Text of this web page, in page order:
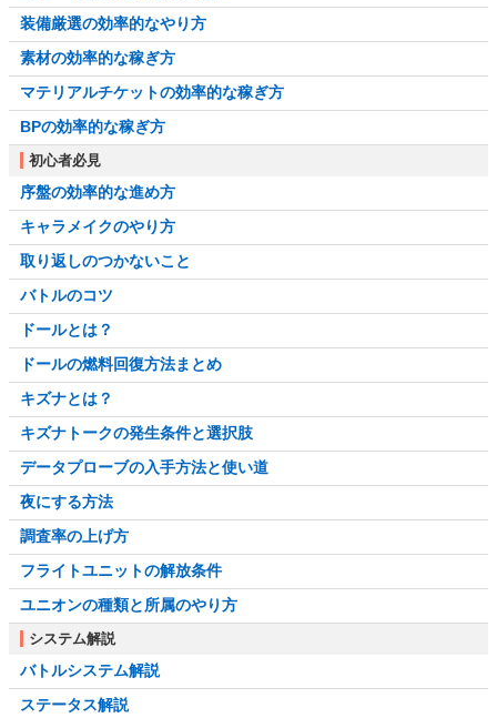
装備厳選の効率的なやり方
素材の効率的な稼ぎ方
マテリアルチケットの効率的な稼ぎ方
BPの効率的な稼ぎ方
初心者必見
序盤の効率的な進め方
キャラメイクのやり方
取り返しのつかないこと
バトルのコツ
ドールとは？
ドールの燃料回復方法まとめ
キズナとは？
キズナトークの発生条件と選択肢
データプローブの入手方法と使い道
夜にする方法
調査率の上げ方
フライトユニットの解放条件
ユニオンの種類と所属のやり方
システム解説
バトルシステム解説
ステータス解説